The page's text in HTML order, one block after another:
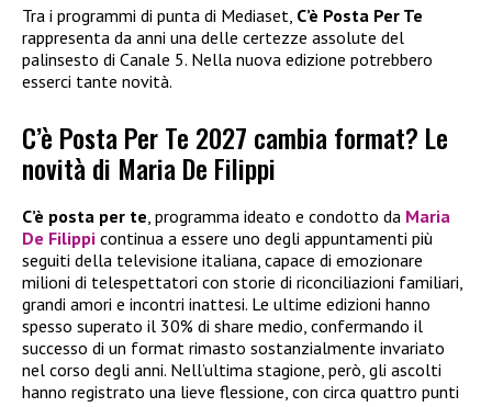
Tra i programmi di punta di Mediaset, C’è Posta Per Te
rappresenta da anni una delle certezze assolute del
palinsesto di Canale 5. Nella nuova edizione potrebbero
esserci tante novità.
C’è Posta Per Te 2027 cambia format? Le
novità di Maria De Filippi
C’è posta per te , programma ideato e condotto da Maria
De Filippi continua a essere uno degli appuntamenti più
seguiti della televisione italiana, capace di emozionare
milioni di telespettatori con storie di riconciliazioni familiari,
grandi amori e incontri inattesi. Le ultime edizioni hanno
spesso superato il 30% di share medio, confermando il
successo di un format rimasto sostanzialmente invariato
nel corso degli anni. Nell’ultima stagione, però, gli ascolti
hanno registrato una lieve flessione, con circa quattro punti